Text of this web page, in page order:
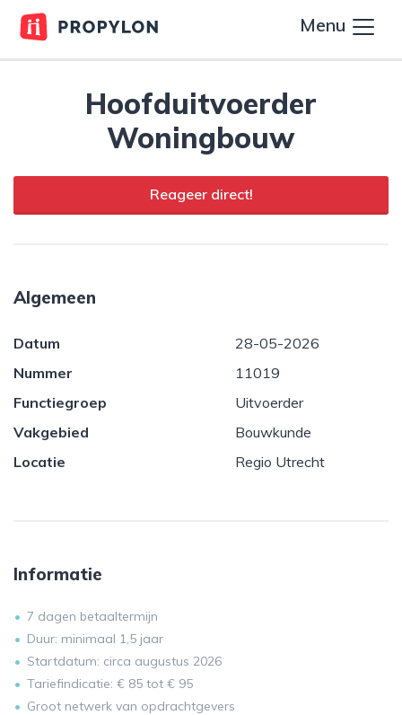
Menu
Hoofduitvoerder
Woningbouw
Reageer direct!
Algemeen
Datum
28-05-2026
Nummer
11019
Functiegroep
Uitvoerder
Vakgebied
Bouwkunde
Locatie
Regio Utrecht
Informatie
7 dagen betaaltermijn
Duur: minimaal 1,5 jaar
Startdatum: circa augustus 2026
Tariefindicatie: € 85 tot € 95
Groot netwerk van opdrachtgevers